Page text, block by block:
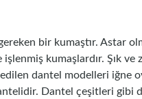
bir kumaştır. Astar
kumaşlardır. Şık
dantel modelleri iğne
Dantel çeşitleri gibi